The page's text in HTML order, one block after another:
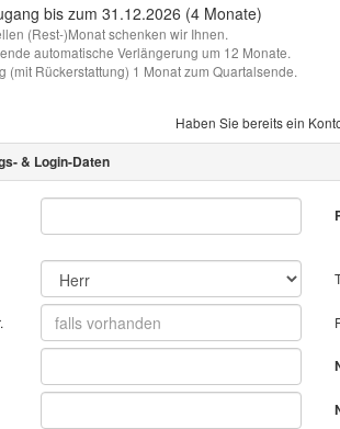
bis zum 31.12.2026 (4 Monate)
(Rest-)Monat schenken wir Ihnen.
automatische Verlängerung um 12 Monate.
(mit Rückerstattung) 1 Monat zum Quartalsende.
Haben Sie bereits ein
& Login-Daten